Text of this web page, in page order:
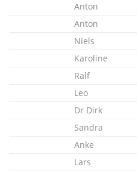
Anton
Anton
Niels
Karoline
Ralf
Leo
Dr Dirk
Sandra
Anke
Lars